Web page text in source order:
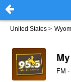
United States >
FM